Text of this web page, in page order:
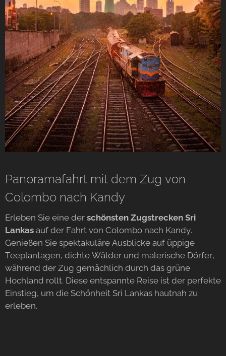
Panoramafahrt mit dem Zug von
Colombo nach Kandy
Erleben Sie eine der schönsten Zugstrecken Sri
Lankas auf der Fahrt von Colombo nach Kandy.
Genießen Sie spektakuläre Ausblicke auf üppige
Teeplantagen, dichte Wälder und malerische Dörfer,
während der Zug gemächlich durch das grüne
Hochland rollt. Diese entspannte Reise ist der perfekte
Einstieg, um die Schönheit Sri Lankas hautnah zu
erleben.